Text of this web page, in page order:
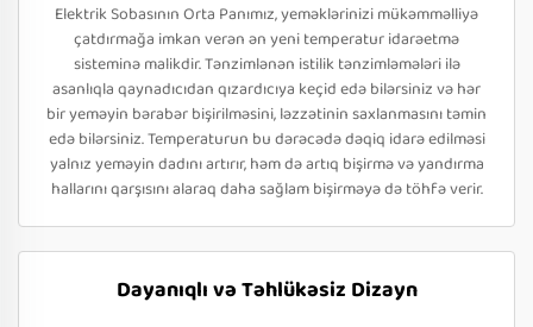
Elektrik Sobasının Orta Panımız, yeməklərinizi mükəmməlliyə
çatdırmağa imkan verən ən yeni temperatur idarəetmə
sisteminə malikdir. Tənzimlənən istilik tənzimləmələri ilə
asanlıqla qaynadıcıdan qızardıcıya keçid edə bilərsiniz və hər
bir yeməyin bərabər bişirilməsini, ləzzətinin saxlanmasını təmin
edə bilərsiniz. Temperaturun bu dərəcədə dəqiq idarə edilməsi
yalnız yeməyin dadını artırır, həm də artıq bişirmə və yandırma
hallarını qarşısını alaraq daha sağlam bişirməyə də töhfə verir.
Dayanıqlı və Təhlükəsiz Dizayn